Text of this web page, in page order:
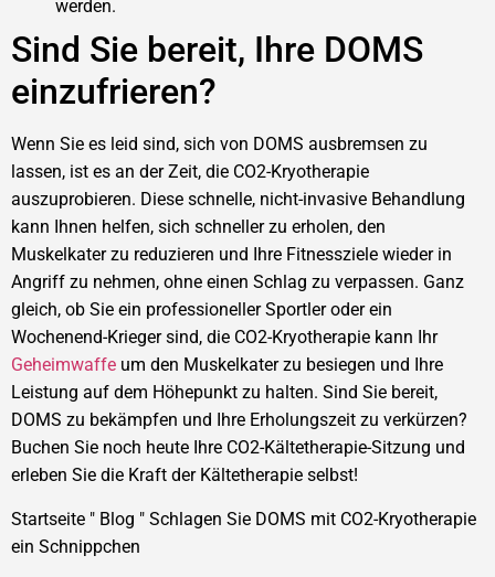
werden.
Sind Sie bereit, Ihre DOMS
einzufrieren?
Wenn Sie es leid sind, sich von DOMS ausbremsen zu
lassen, ist es an der Zeit, die CO2-Kryotherapie
auszuprobieren. Diese schnelle, nicht-invasive Behandlung
kann Ihnen helfen, sich schneller zu erholen, den
Muskelkater zu reduzieren und Ihre Fitnessziele wieder in
Angriff zu nehmen, ohne einen Schlag zu verpassen. Ganz
gleich, ob Sie ein professioneller Sportler oder ein
Wochenend-Krieger sind, die CO2-Kryotherapie kann Ihr
Geheimwaffe um den Muskelkater zu besiegen und Ihre
Leistung auf dem Höhepunkt zu halten. Sind Sie bereit,
DOMS zu bekämpfen und Ihre Erholungszeit zu verkürzen?
Buchen Sie noch heute Ihre CO2-Kältetherapie-Sitzung und
erleben Sie die Kraft der Kältetherapie selbst!
Startseite " Blog " Schlagen Sie DOMS mit CO2-Kryotherapie
ein Schnippchen